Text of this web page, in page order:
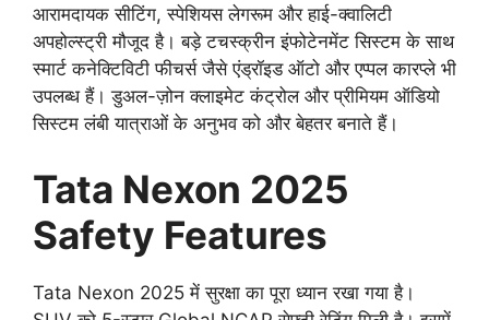
आरामदायक सीटिंग, स्पेशियस लेगरूम और हाई-क्वालिटी
अपहोल्स्ट्री मौजूद है। बड़े टचस्क्रीन इंफोटेनमेंट सिस्टम के साथ
स्मार्ट कनेक्टिविटी फीचर्स जैसे एंड्रॉइड ऑटो और एप्पल कारप्ले भी
उपलब्ध हैं। डुअल-ज़ोन क्लाइमेट कंट्रोल और प्रीमियम ऑडियो
सिस्टम लंबी यात्राओं के अनुभव को और बेहतर बनाते हैं।
Tata Nexon 2025
Safety Features
Tata Nexon 2025 में सुरक्षा का पूरा ध्यान रखा गया है।